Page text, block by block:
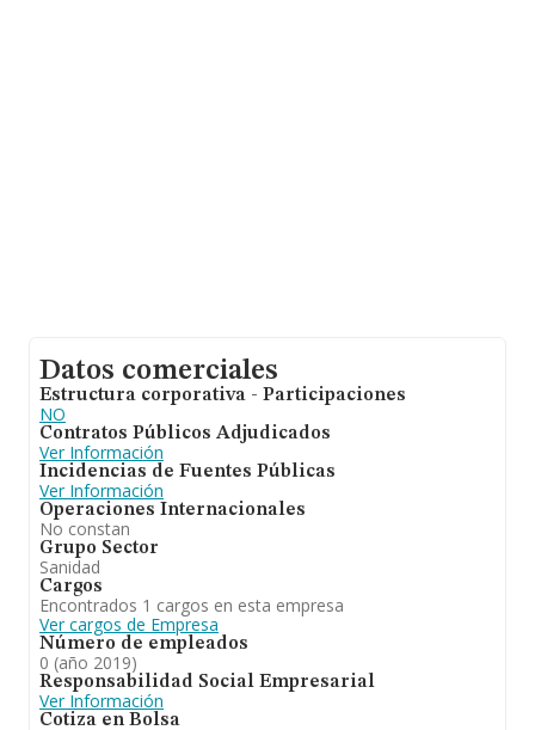
Datos comerciales
Estructura corporativa - Participaciones
NO
Contratos Públicos Adjudicados
Ver Información
Incidencias de Fuentes Públicas
Ver Información
Operaciones Internacionales
No constan
Grupo Sector
Sanidad
Cargos
Encontrados 1 cargos en esta empresa
Ver cargos de Empresa
Número de empleados
0 (año 2019)
Responsabilidad Social Empresarial
Ver Información
Cotiza en Bolsa